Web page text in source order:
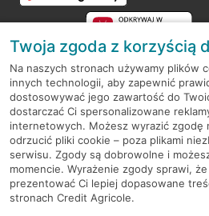
RODO
Regulamin serwisu
Mapa serwisu
PolitykaCookies
Twoja zgoda z korzyścią
Na naszych stronach używamy plików
innych technologii, aby zapewnić
dostosowywać jego zawartość do
dostarczać Ci spersonalizowane
internetowych. Możesz wyrazić zgodę
odrzucić pliki cookie – poza plikami
serwisu. Zgody są dobrowolne i
momencie. Wyrażenie zgody sprawi,
prezentować Ci lepiej dopasowane
stronach Credit Agricole.